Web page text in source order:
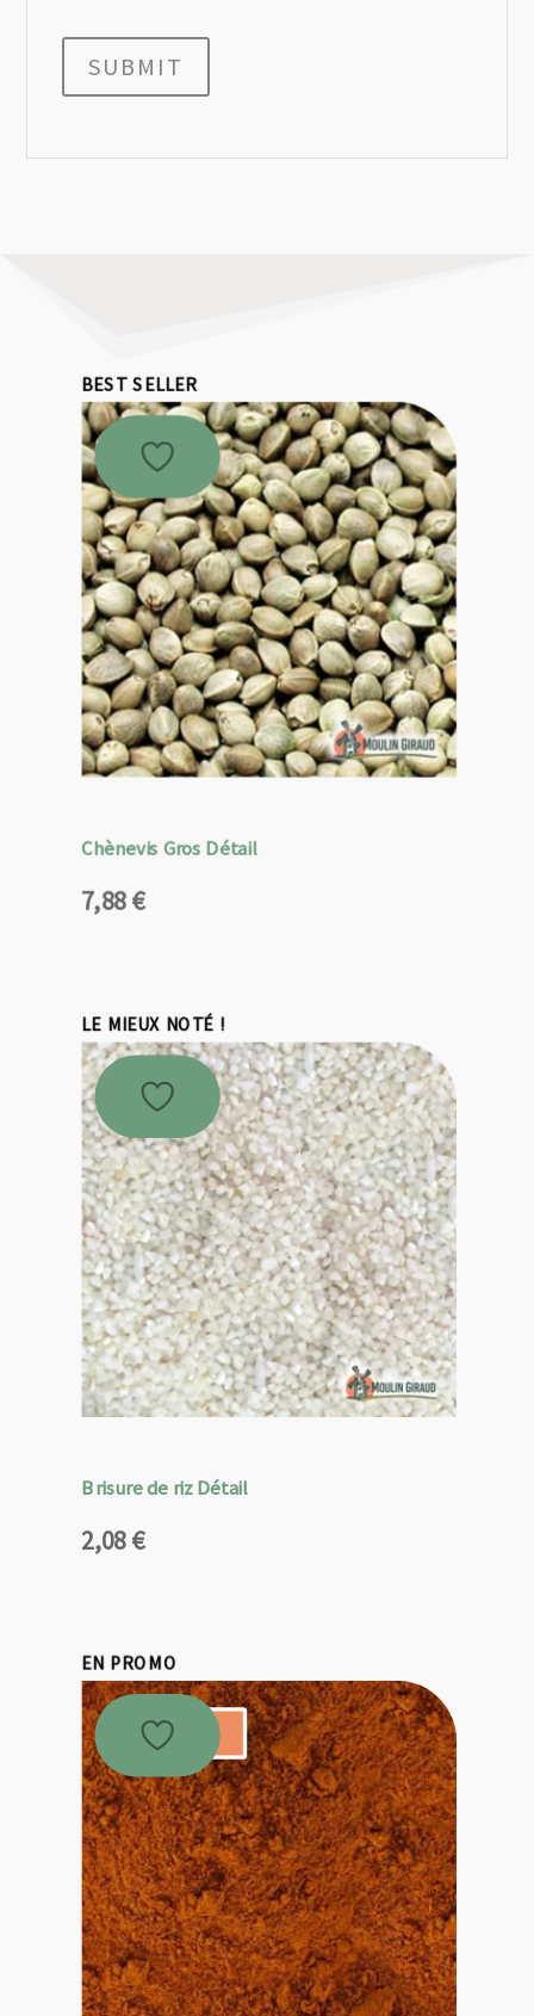
SUBMIT
BEST SELLER
Chènevis Gros Détail
7,88€
LE MIEUX NOTÉ !
Brisure de riz Détail
2,08€
EN PROMO
Promo !